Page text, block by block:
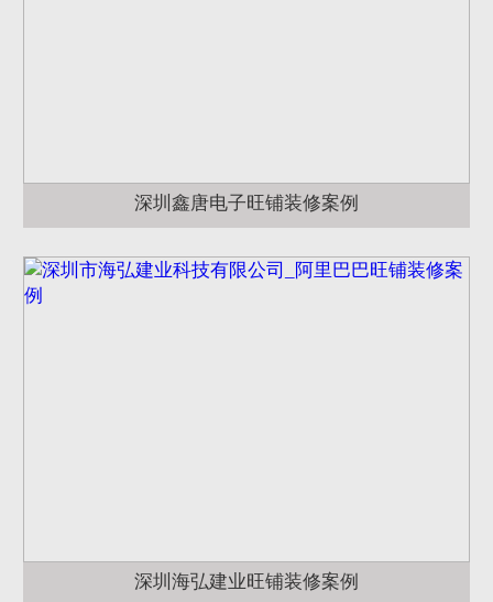
深圳鑫唐电子旺铺装修案例
深圳海弘建业旺铺装修案例